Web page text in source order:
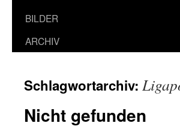
BILDER
ARCHIV
Schlagwortarchiv:
Nicht gefunden